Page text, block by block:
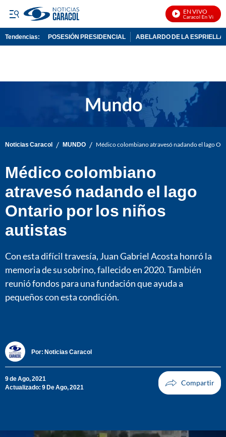
EN VIVO
Noticias Caracol En Vivo
Tendencias: POSESIÓN PRESIDENCIAL ABELARDO DE LA ESPRIELLA
Noticias Caracol / MUNDO / Médico colombiano atravesó nadando el lago
Médico colombiano
atravesó nadando el lago
Ontario por los niños
autistas
Con esta difícil travesía, Juan Gabriel Acosta honró la
memoria de su sobrino, fallecido en 2020. También
reunió fondos para una fundación que ayuda a
pequeños con esta condición.
Por: Noticias Caracol
9 de Ago, 2021
Actualizado: 9 De Ago, 2021